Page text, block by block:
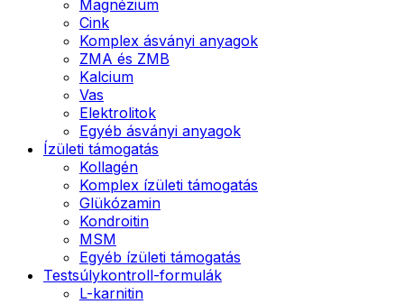
Magnézium
Cink
Komplex ásványi anyagok
ZMA és ZMB
Kalcium
Vas
Elektrolitok
Egyéb ásványi anyagok
Ízületi támogatás
Kollagén
Komplex ízületi támogatás
Glükózamin
Kondroitin
MSM
Egyéb ízületi támogatás
Testsúlykontroll-formulák
L-karnitin